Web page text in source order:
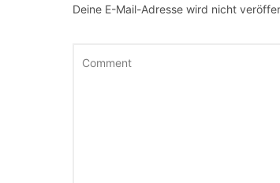
Deine E-Mail-Adresse wird nicht